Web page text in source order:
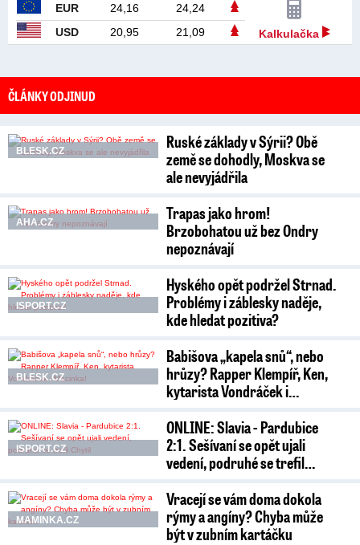
EUR 24,16
24,24
USD
20,95 21,09 Kalkulačka
ČLÁNKY ODJINUD
BLESK.CZ
Ruské základy v Sýrii? Obě
země se dohodly, Moskva se
ale nevyjádřila
AHA.CZ
Trapas jako hrom!
Brzobohatou už bez Ondry
nepoznávají
ISPORT.CZ
Hyského opět podržel Strnad.
Problémy i záblesky naděje,
kde hledat pozitiva?
BLESK.CZ
Babišova „kapela snů“, nebo
hrůzy? Rapper Klempíř, Ken,
kytarista Vondráček i…
ISPORT.CZ
ONLINE: Slavia - Pardubice
2:1. Sešívaní se opět ujali
vedení, podruhé se trefil…
MAMINKA.CZ
Vracejí se vám doma dokola
rýmy a angíny? Chyba může
být v zubním kartáčku